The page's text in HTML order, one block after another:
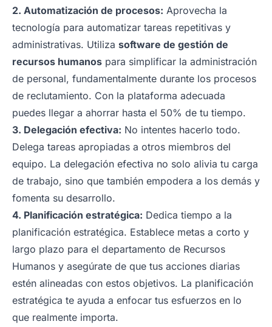
2. Automatización de procesos: Aprovecha la
tecnología para automatizar tareas repetitivas y
administrativas. Utiliza software de gestión de
recursos humanos para simplificar la administración
de personal, fundamentalmente durante los procesos
de reclutamiento. Con la plataforma adecuada
puedes llegar a ahorrar hasta el 50% de tu tiempo.
3. Delegación efectiva: No intentes hacerlo todo.
Delega tareas apropiadas a otros miembros del
equipo. La delegación efectiva no solo alivia tu carga
de trabajo, sino que también empodera a los demás y
fomenta su desarrollo.
4. Planificación estratégica: Dedica tiempo a la
planificación estratégica. Establece metas a corto y
largo plazo para el departamento de Recursos
Humanos y asegúrate de que tus acciones diarias
estén alineadas con estos objetivos. La planificación
estratégica te ayuda a enfocar tus esfuerzos en lo
que realmente importa.